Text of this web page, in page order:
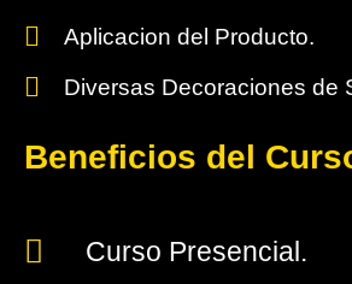
Aplicacion del Producto.
Diversas Decoraciones de
Beneficios del
Curso Presencial.